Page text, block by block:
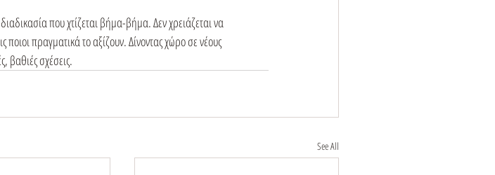
που χτίζεται βήμα-βήμα. Δεν χρειάζεται να
ποιοι πραγματικά το αξίζουν. Δίνοντας χώρο σε νέους
βαθιές σχέσεις.
See All